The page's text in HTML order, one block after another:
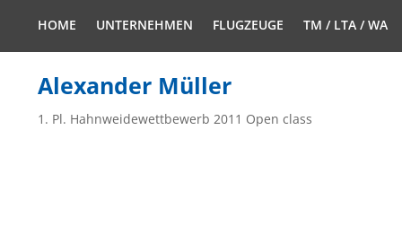
HOME UNTERNEHMEN FLUGZEUGE TM / LTA / WA
Alexander Müller
1. Pl. Hahnweidewettbewerb 2011 Open class